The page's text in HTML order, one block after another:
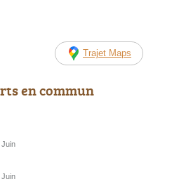
Trajet Maps
en commun
Juin
Juin